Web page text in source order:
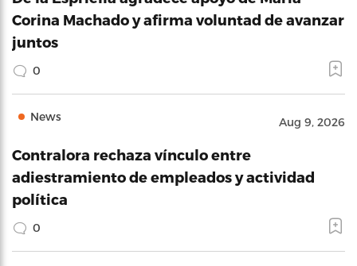
Corina Machado y afirma voluntad de avanzar
juntos
0
News Aug 9, 2026
Contralora rechaza vínculo entre
adiestramiento de empleados y actividad
política
0